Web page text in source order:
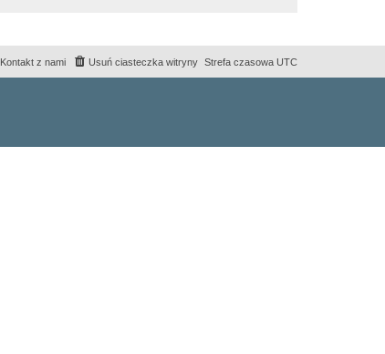
Strefa czasowa UTC
Usuń ciasteczka witryny
Kontakt z nami